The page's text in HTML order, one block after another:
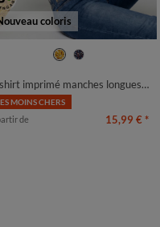
coloris
38/40 42/44
T-shirt imprimé manches longues en coton biologique(**)
MOINS CHERS
de 15,99 € *